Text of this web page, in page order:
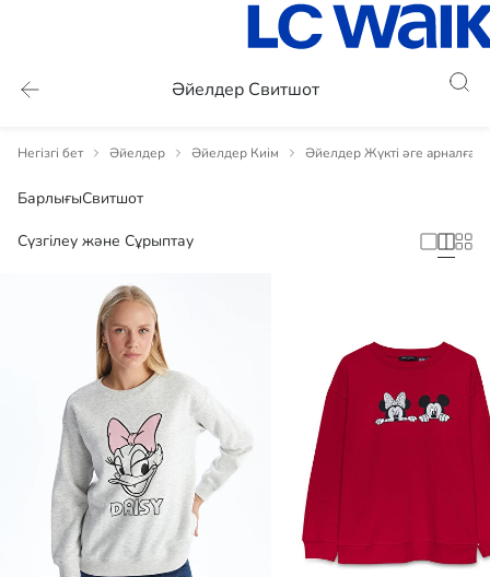
Әйелдер Свитшот
Негізгі бет Әйелдер Әйелдер Киім Әйелдер Жүкті әге арналған
БарлығыСвитшот
Сүзгілеу және Сұрыптау